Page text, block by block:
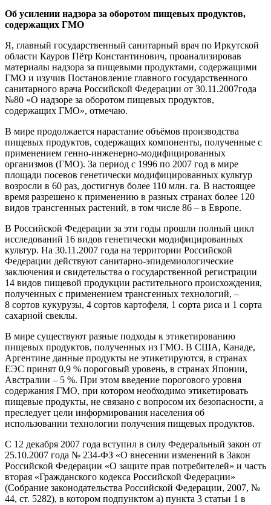
Об усилении надзора за оборотом пищевых продуктов,
содержащих ГМО
Я, главный государственный санитарный врач по Иркутской
области Кауров Пётр Константинович, проанализировав
материалы надзора за пищевыми продуктами, содержащими
ГМО и изучив Постановление главного государственного
санитарного врача Российской Федерации от 30.11.2007года
№80 «О надзоре за оборотом пищевых продуктов,
содержащих ГМО», отмечаю.
В мире продолжается нарастание объёмов производства
пищевых продуктов, содержащих компоненты, полученные с
применением генно-инженерно-модифицированных
организмов (ГМО). За период с 1996 по 2007 год в мире
площади посевов генетически модифицированных культур
возросли в 60 раз, достигнув более 110 млн. га. В настоящее
время разрешено к применению в разных странах более 120
видов трансгенных растений, в том числе 86 – в Европе.
В Российской Федерации за эти годы прошли полный цикл
исследований 16 видов генетически модифицированных
культур. На 30.11.2007 года на территории Российской
Федерации действуют санитарно-эпидемиологические
заключения и свидетельства о государственной регистрации
14 видов пищевой продукции растительного происхождения,
полученных с применением трансгенных технологий, –
8 сортов кукурузы, 4 сортов картофеля, 1 сорта риса и 1 сорта
сахарной свеклы.
В мире существуют разные подходы к этикетированию
пищевых продуктов, полученных из ГМО. В США, Канаде,
Аргентине данные продукты не этикетируются, в странах
ЕЭС принят 0,9 % пороговый уровень, в странах Японии,
Австралии – 5 %. При этом введение порогового уровня
содержания ГМО, при котором необходимо этикетировать
пищевые продукты, не связано с вопросом их безопасности, а
преследует цели информирования населения об
использовании технологии получения пищевых продуктов.
С 12 декабря 2007 года вступил в силу Федеральный закон от
25.10.2007 года № 234-ФЗ «О внесении изменений в Закон
Российской Федерации «О защите прав потребителей» и часть
вторая «Гражданского кодекса Российской Федерации»
(Собрание законодательства Российской Федерации, 2007, №
44, ст. 5282), в котором подпунктом а) пункта 3 статьи 1 в